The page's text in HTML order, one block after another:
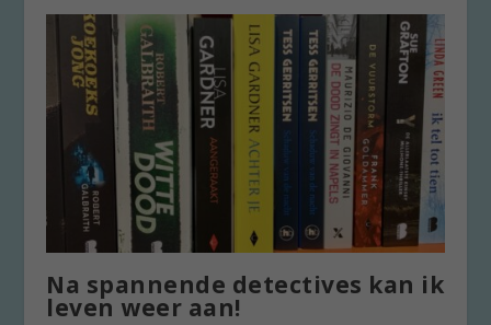
Na spannende detectives kan ik
leven weer aan!